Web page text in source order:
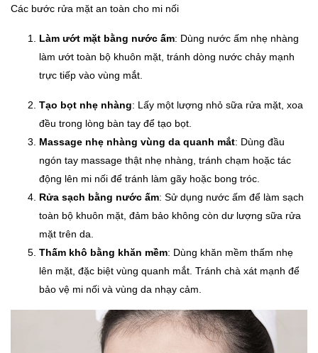
Các bước rửa mặt an toàn cho mi nối
Làm ướt mặt bằng nước ấm: Dùng nước ấm nhẹ nhàng
làm ướt toàn bộ khuôn mặt, tránh dòng nước chảy mạnh
trực tiếp vào vùng mắt.
Tạo bọt nhẹ nhàng: Lấy một lượng nhỏ sữa rửa mặt, xoa
đều trong lòng bàn tay để tạo bọt.
Massage nhẹ nhàng vùng da quanh mắt: Dùng đầu
ngón tay massage thật nhẹ nhàng, tránh chạm hoặc tác
động lên mi nối để tránh làm gãy hoặc bong tróc.
Rửa sạch bằng nước ấm: Sử dụng nước ấm để làm sạch
toàn bộ khuôn mặt, đảm bảo không còn dư lượng sữa rửa
mặt trên da.
Thấm khô bằng khăn mềm: Dùng khăn mềm thấm nhẹ
lên mặt, đặc biệt vùng quanh mắt. Tránh chà xát mạnh để
bảo vệ mi nối và vùng da nhạy cảm.